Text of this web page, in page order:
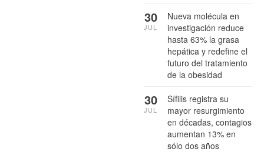
Nueva molécula en
investigación reduce
hasta 63% la grasa
hepática y redefine el
futuro del tratamiento
de la obesidad
30
JUL
Sífilis registra su
mayor resurgimiento
en décadas, contagios
aumentan 13% en
sólo dos años
30
JUL